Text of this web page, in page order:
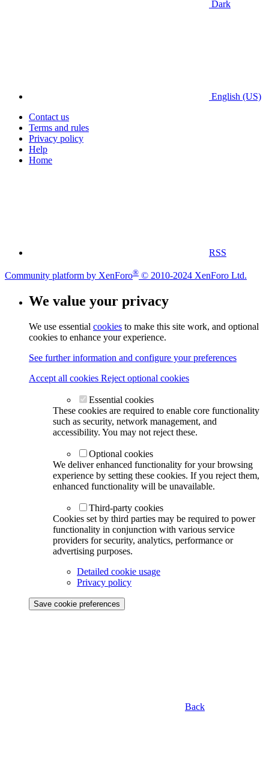
Dark
English (US)
Contact us
Terms and rules
Privacy policy
Help
Home
RSS
Community platform by XenForo® © 2010-2024 XenForo Ltd.
We value your privacy
We use essential cookies to make this site work, and optional
cookies to enhance your experience.
See further information and configure your preferences
Accept all cookies Reject optional cookies
Essential cookies
These cookies are required to enable core functionality
such as security, network management, and
accessibility. You may not reject these.
Optional cookies
We deliver enhanced functionality for your browsing
experience by setting these cookies. If you reject them,
enhanced functionality will be unavailable.
Third-party cookies
Cookies set by third parties may be required to power
functionality in conjunction with various service
providers for security, analytics, performance or
advertising purposes.
Detailed cookie usage
Privacy policy
Save cookie preferences
Back